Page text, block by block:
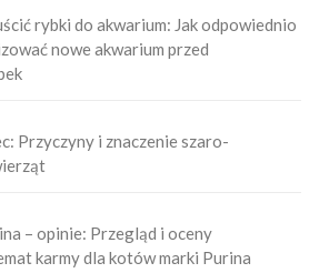
rybki do akwarium: Jak odpowiednio
nowe akwarium przed
Przyczyny i znaczenie szaro-
– opinie: Przegląd i oceny
karmy dla kotów marki Purina